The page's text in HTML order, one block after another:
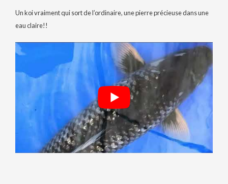
Un koi vraiment qui sort de l’ordinaire, une pierre précieuse dans une
eau claire!!